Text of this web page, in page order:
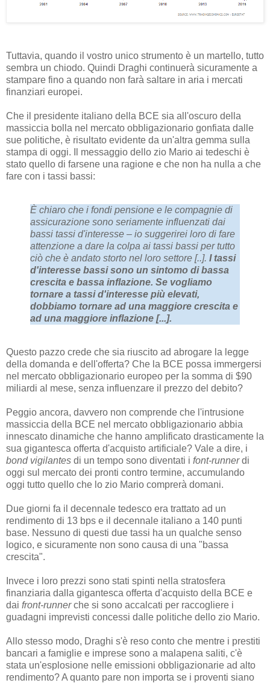
Tuttavia, quando il vostro unico strumento è un martello, tutto
sembra un chiodo. Quindi Draghi continuerà sicuramente a
stampare fino a quando non farà saltare in aria i mercati
finanziari europei.
Che il presidente italiano della BCE sia all'oscuro della
massiccia bolla nel mercato obbligazionario gonfiata dalle
sue politiche, è risultato evidente da un'altra gemma sulla
stampa di oggi. Il messaggio dello zio Mario ai tedeschi è
stato quello di farsene una ragione e che non ha nulla a che
fare con i tassi bassi:
È chiaro che i fondi pensione e le compagnie di
assicurazione sono seriamente influenzati dai
bassi tassi d'interesse – io suggerirei loro di fare
attenzione a dare la colpa ai tassi bassi per tutto
ciò che è andato storto nel loro settore [..]. I tassi
d'interesse bassi sono un sintomo di bassa
crescita e bassa inflazione. Se vogliamo
tornare a tassi d'interesse più elevati,
dobbiamo tornare ad una maggiore crescita e
ad una maggiore inflazione [...].
Questo pazzo crede che sia riuscito ad abrogare la legge
della domanda e dell'offerta? Che la BCE possa immergersi
nel mercato obbligazionario europeo per la somma di $90
miliardi al mese, senza influenzare il prezzo del debito?
Peggio ancora, davvero non comprende che l'intrusione
massiccia della BCE nel mercato obbligazionario abbia
innescato dinamiche che hanno amplificato drasticamente la
sua gigantesca offerta d'acquisto artificiale? Vale a dire, i
bond vigilantes di un tempo sono diventati i font-runnerdi
oggi sul mercato dei pronti contro termine, accumulando
oggi tutto quello che lo zio Mario comprerà domani.
Due giorni fa il decennale tedesco era trattato ad un
rendimento di 13 bps e il decennale italiano a 140 punti
base. Nessuno di questi due tassi ha un qualche senso
logico, e sicuramente non sono causa di una "bassa
crescita".
Invece i loro prezzi sono stati spinti nella stratosfera
finanziaria dalla gigantesca offerta d'acquisto della BCE e
dai front-runnerche si sono accalcati per raccogliere i
guadagni imprevisti concessi dalle politiche dello zio Mario.
Allo stesso modo, Draghi s'è reso conto che mentre i prestiti
bancari a famiglie e imprese sono a malapena saliti, c'è
stata un'esplosione nelle emissioni obbligazionarie ad alto
rendimento? A quanto pare non importa se i proventi siano